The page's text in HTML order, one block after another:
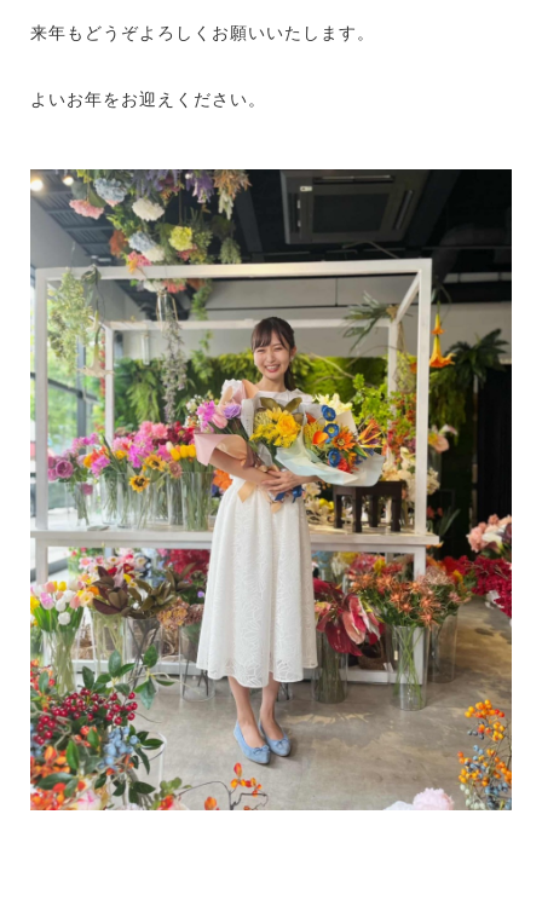
来年もどうぞよろしくお願いいたします。
よいお年をお迎えください。